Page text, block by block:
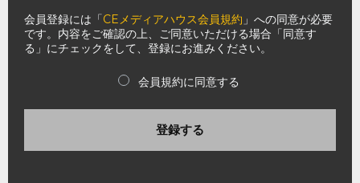
会員登録には「CEメディアハウス会員規約 」への同意が必要
です。内容をご確認の上、ご同意いただける場合「同意す
る」にチェックをして、登録にお進みください。
会員規約に同意する
登録する